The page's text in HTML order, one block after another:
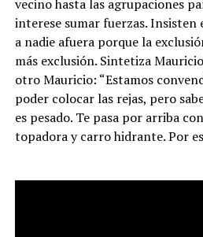
vecino hasta las agrupaciones
interese sumar fuerzas. Insisten
a nadie afuera porque la
más exclusión. Sintetiza
otro Mauricio: “Estamos
poder colocar las rejas, pero
es pesado. Te pasa por arriba
topadora y carro hidrante. Por